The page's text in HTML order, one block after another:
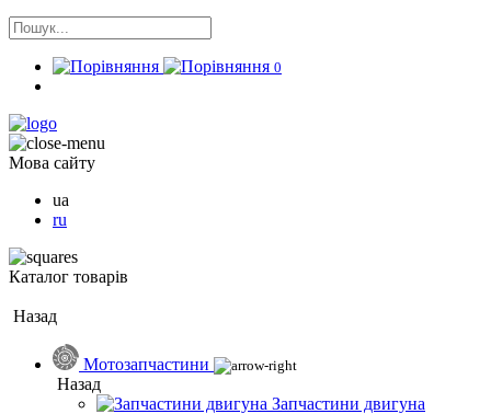
0
Мова сайту
ua
ru
Каталог товарів
Назад
Мотозапчастини
Назад
Запчастини двигуна